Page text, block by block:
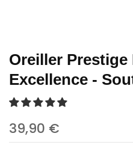
Oreiller Prestige
Excellence -
39,90 €